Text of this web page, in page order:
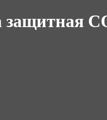
защитная